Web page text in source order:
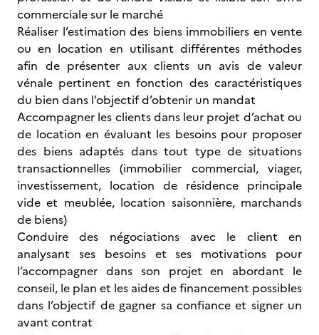
commerciale sur le marché
Réaliser l’estimation des biens immobiliers en vente
ou en location en utilisant différentes méthodes
afin de présenter aux clients un avis de valeur
vénale pertinent en fonction des caractéristiques
du bien dans l’objectif d’obtenir un mandat
Accompagner les clients dans leur projet d’achat ou
de location en évaluant les besoins pour proposer
des biens adaptés dans tout type de situations
transactionnelles (immobilier commercial, viager,
investissement, location de résidence principale
vide et meublée, location saisonnière, marchands
de biens)
Conduire des négociations avec le client en
analysant ses besoins et ses motivations pour
l’accompagner dans son projet en abordant le
conseil, le plan et les aides de financement possibles
dans l’objectif de gagner sa confiance et signer un
avant contrat